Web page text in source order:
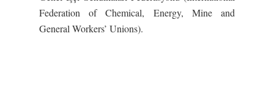
Federation of Chemical, Energy, Mine and
General Workers’ Unions).